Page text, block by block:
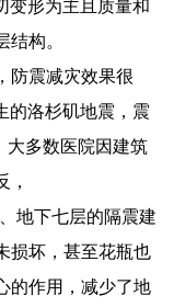
变形为主且质量和
构。
防震减灾效果很
的洛杉矶地震，震
大多数医院因建筑
，
地下七层的隔震建
损坏，甚至花瓶也
的作用，减少了地